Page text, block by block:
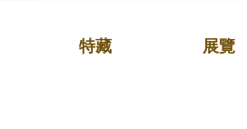
特藏 展覽